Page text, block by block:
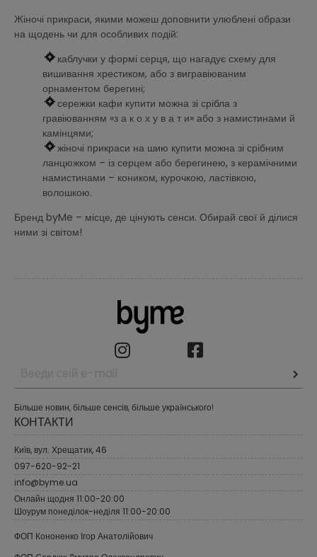
Жіночі прикраси, якими можеш доповнити улюблені образи
на щодень чи для особливих подій:
каблучки у формі серця, що нагадує схему для
вишивання хрестиком, або з вигравіюваним
орнаментом берегині;
сережки кафи купити можна зі срібла з
гравіюванням «з а к о х у в а т и» або з намистинами й
камінцями;
жіночі прикраси на шию купити можна зі срібним
ланцюжком – із серцем або берегинею, з керамічними
намистинами – коником, курочкою, ластівкою,
волошкою.
Бренд byMe – місце, де цінують сенси. Обирай свої й ділися
ними зі світом!
Більше новин, більше сенсів, більше українського!
КОНТАКТИ
Київ, вул. Хрещатик, 46
097-620-92-21
info@byme.ua
Онлайн щодня 11:00-20:00
Шоурум понеділок-неділя 11:00-20:00
ФОП Кононенко Ігор Анатолійович